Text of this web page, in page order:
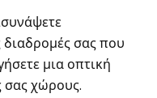
διαδρομές σας που
μια οπτική
σας χώρους.